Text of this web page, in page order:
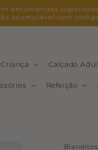
encomendas
acumulável com
Calçado
Refeição
Blanditos